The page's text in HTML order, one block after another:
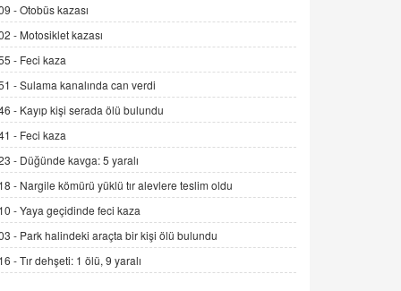
ADEM AKÖL
Esed Destekçilerinin Yüzüne Vurulan
Şamar: Sednaya
11.12.2024 12:30
DR. EKREM ASLAN
Gerçek Ne, Algı Ne? "Beraber
Yürüyoruz" Cümlesinin Peşinden
19.07.2025 12:45
GÖNÜL MENEKŞE
Şifacının Yolu
04.11.2025 12:56
-Otobüs kazası
- Motosiklet kazası
- Feci kaza
-Sulama kanalında can verdi
- Kayıp kişi serada ölü bulundu
- Feci kaza
- Düğünde kavga: 5 yaralı
- Nargile kömürü yüklü tır alevlere teslim oldu
-Yaya geçidinde feci kaza
- Park halindeki araçta bir kişi ölü bulundu
-Tır dehşeti: 1 ölü, 9 yaralı